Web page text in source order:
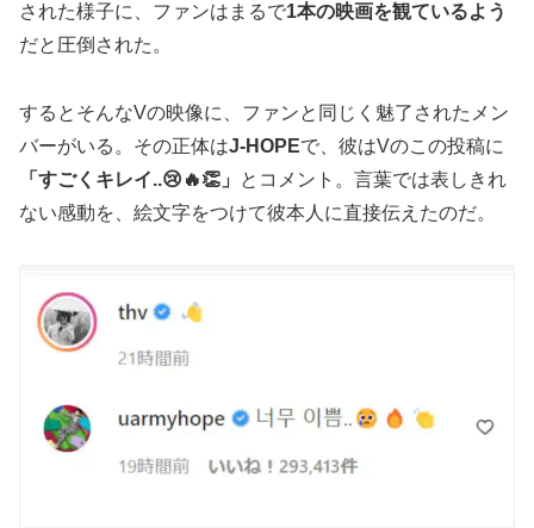
された様子に、ファンはまるで1本の映画を観ているよう
だと圧倒された。
するとそんなVの映像に、ファンと同じく魅了されたメン
バーがいる。その正体はJ-HOPEで、彼はVのこの投稿に
「すごくキレイ..😢🔥👏」
とコメント。言葉では表しきれ
ない感動を、絵文字をつけて彼本人に直接伝えたのだ。